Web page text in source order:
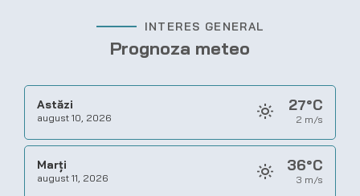
INTERES GENERAL
Prognoza meteo
Astăzi
august 10, 2026
27°C
2 m/s
Marți
august 11, 2026
36°C
3 m/s